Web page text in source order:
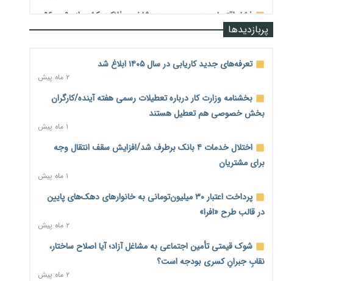
فشار اقتصادی در مسیر صعود؛ شاخص فلاکت کشور از ۹۰ به ۹۶
درصد رسید
رشد ۷۵ هزار میلیاردی بازار خرید اعتباری؛ فین‌تک‌ها وارد میدان
۲ روز پیش
احتمال اختلال ۲۴ ساعته در سامانه‌های تأمین اجتماعی
۲ روز پیش
آغاز اجرای پایلوت «ردا کارت» برای دانشجویان تحصیلات تکمیلی
محدودیت تازه برای شبکه بانکی؛ افزایش سپرده قانونی با هدف
کنترل تورم
ترمز تولید خودرو کشیده شد؛ افت ۲۵ درصدی تیراژ ایران‌خودرو،
سایپا و پارس‌خودرو
پربازدیدها
تعرفه‌های جدید کاریابی در سال ۱۴۰۵ ابلاغ شد
۲ ماه پیش
بخشنامه وزارت کار درباره تعطیلات رسمی هفته آینده/کارگران
بخش خصوصی هم تعطیل هستند
۱ ماه پیش
اختلال خدمات ۴ بانک برطرف شد/افزایش سقف انتقال وجه
برای مشتریان
۱ ماه پیش
پرداخت اعتبار ۳۰ میلیون‌تومانی به خانوارهای دهک‌های پایین
در قالب طرح «افرا»
۲ ماه پیش
شوک قیمتی تأمین اجتماعی به مشاغل آزاد؛ آیا اصلاح ساختار،
نقابِ جبرانِ کسری بودجه است؟
۲ ماه پیش